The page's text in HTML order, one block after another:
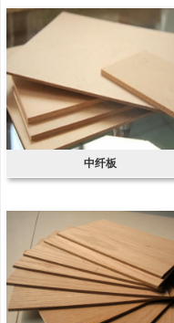
中纤板